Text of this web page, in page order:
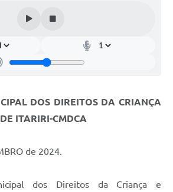
DOS DIREITOS DA CRIANÇA
ITARIRI-CMDCA
de 2024.
dos Direitos da Criança e